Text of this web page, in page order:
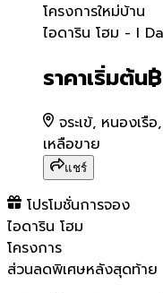
โครงการใหม่บ้าน
ไอดาริน
ไอดาริน โฮม - I
ราคาเริ่มต้น
จระเข้, หนองเรื
เหลือขาย
แชร์
โปรโมชั่นการจอง
ไอดาริน โฮม
โครงการ
ส่วนลดพิเศษหลังสุดท้าย